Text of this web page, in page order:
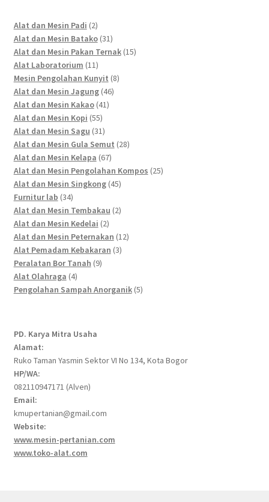
Alat dan Mesin Padi 22
products
Alat dan Mesin Batako 3131
products
Alat dan Mesin Pakan Ternak 1515
Alat Laboratorium 1111
products
Mesin Pengolahan Kunyit 88
Alat dan Mesin Jagung 4646
Alat dan Mesin Kakao 4141
Alat dan Mesin Kopi 5555
products
Alat dan Mesin Sagu 3131
products
Alat dan Mesin Gula Semut 2828
Alat dan Mesin Kelapa 6767
products
Alat dan Mesin Pengolahan Kompos 2525
Alat dan Mesin Singkong 4545
Furnitur lab 3434
products
Alat dan Mesin Tembakau 22
Alat dan Mesin Kedelai 22
products
Alat dan Mesin Peternakan 1212
Alat Pemadam Kebakaran 33
Peralatan Bor Tanah 99
Alat Olahraga 44
products
Pengolahan Sampah Anorganik 55
PD. Karya Mitra Usaha
Alamat:
Ruko Taman Yasmin Sektor VI No 134, Kota Bogor
HP/WA:
082110947171 (Alven)
Email:
kmupertanian@gmail.com
Website:
www.mesin-pertanian.com
www.toko-alat.com